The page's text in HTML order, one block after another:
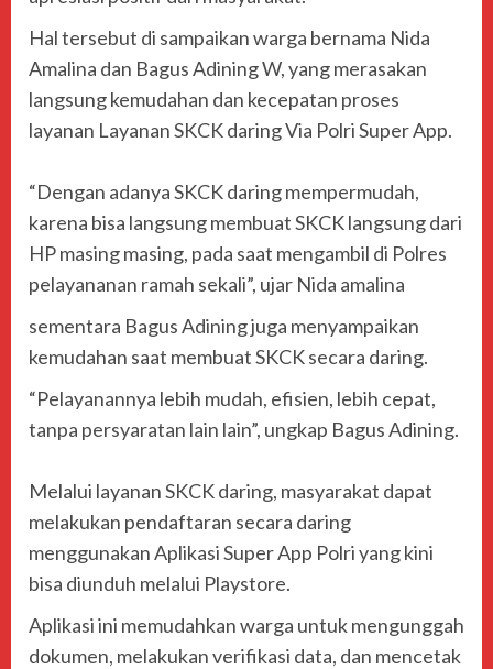
Hal tersebut di sampaikan warga bernama Nida
Amalina dan Bagus Adining W, yang merasakan
langsung kemudahan dan kecepatan proses
layanan Layanan SKCK daring Via Polri Super App.
“Dengan adanya SKCK daring mempermudah,
karena bisa langsung membuat SKCK langsung dari
HP masing masing, pada saat mengambil di Polres
pelayananan ramah sekali”, ujar Nida amalina
‎sementara Bagus Adining juga menyampaikan
kemudahan saat membuat SKCK secara daring.
“Pelayanannya lebih mudah, efisien, lebih cepat,
tanpa persyaratan lain lain”, ungkap Bagus Adining.
‎Melalui layanan SKCK daring, masyarakat dapat
melakukan pendaftaran secara daring
menggunakan Aplikasi Super App Polri yang kini
bisa diunduh melalui Playstore.
‎Aplikasi ini memudahkan warga untuk mengunggah
dokumen, melakukan verifikasi data, dan mencetak